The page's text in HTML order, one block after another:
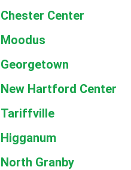
Chester Center
Moodus
Georgetown
New Hartford Center
Tariffville
Higganum
North Granby